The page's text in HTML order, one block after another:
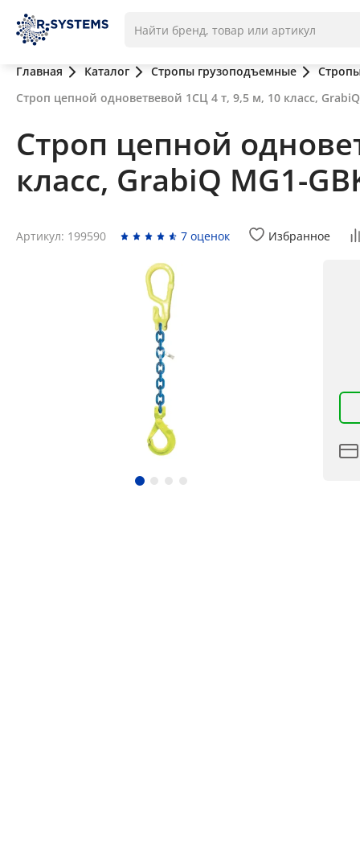
Главная Каталог Стропы грузоподъемные
Строп цепной одноветвевой 1СЦ 4 т, 9,5 м, 10 класс, GrabiQ
Строп цепной
класс, GrabiQ MG1-
Артикул: 199590 7 оценок Избранное